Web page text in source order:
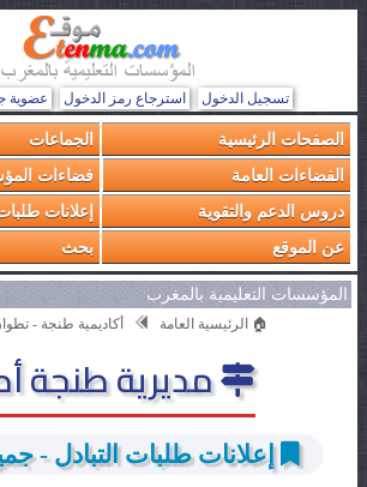
تسجيل الدخول استرجاع رمز الدخول عضوية
الصفحات الرئيسية
الجماعات
الفضاءات العامة
فضاءات
دروس الدعم والتقوية
إعلانات
عن الموقع
بحث
المؤسسات التعليمية بالمغرب
🏠 الرئيسية العامة أكاديمية طنجة -
مديرية طنجة
إعلانات طلبات التبادل -